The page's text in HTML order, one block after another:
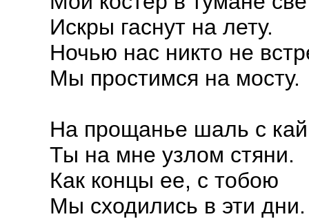
Искры гаснут на лету.
Ночью нас никто не
Мы простимся на мосту.
На прощанье шаль с
Ты на мне узлом стяни.
Как концы ее, с тобою
Мы сходились в эти дни.